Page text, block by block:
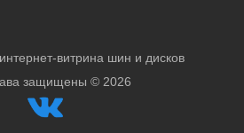
витрина шин и дисков
защищены © 2026